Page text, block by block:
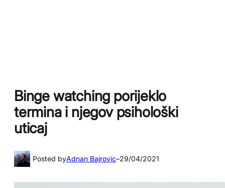
Binge watching porijeklo
termina i njegov psihološki
uticaj
Posted byAdnan Bajrovic–29/04/2021